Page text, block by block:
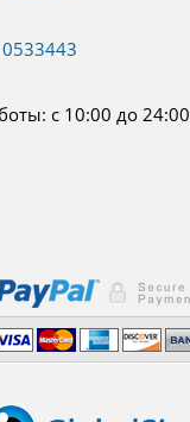
с 10:00 до 24:00